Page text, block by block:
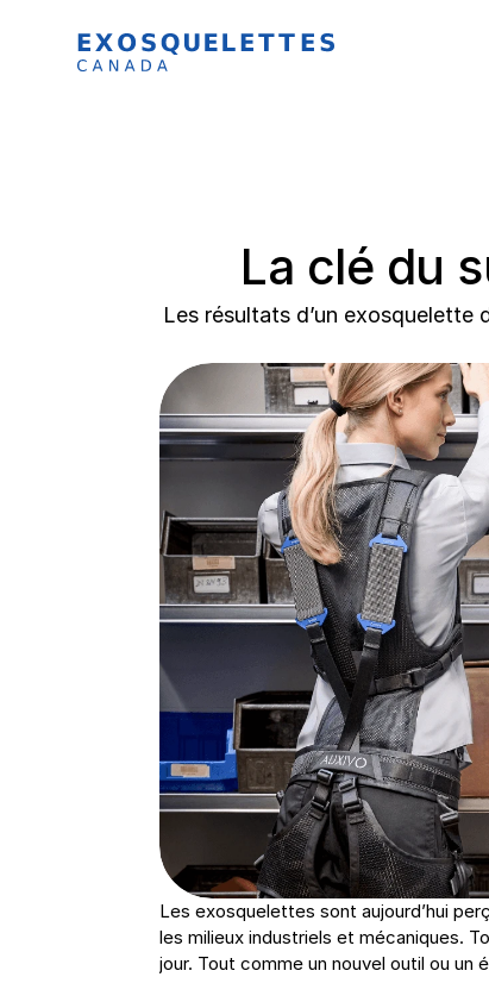
La clé du
Les résultats d’un
Les exosquelettes sont aujourd’hui
les milieux industriels et mécaniques.
jour. Tout comme un nouvel outil ou un